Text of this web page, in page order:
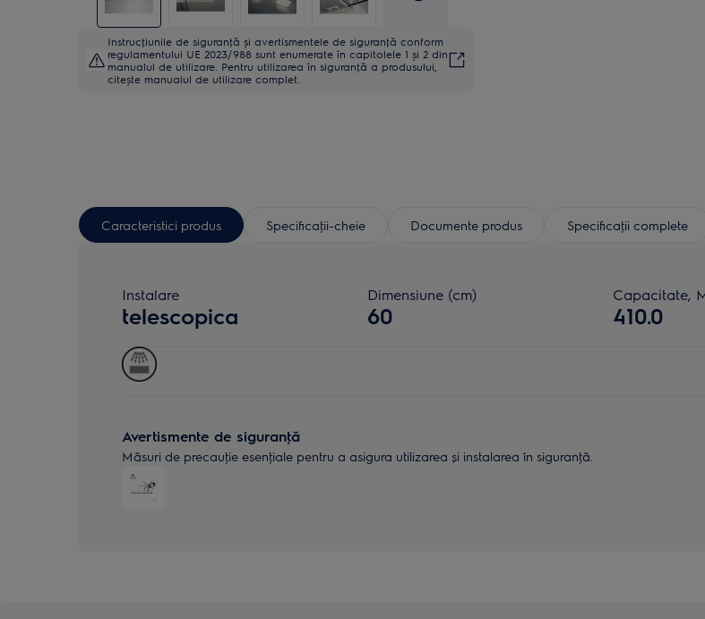
Instrucţiunile de siguranţă și avertismentele de siguranţă conform
regulamentului UE 2023/988 sunt enumerate în capitolele 1 și 2 din
manualul de utilizare. Pentru utilizarea în siguranţă a produsului,
citește manualul de utilizare complet.
Caracteristici produs Specificaţii-cheie Documente produs Specificaţii complete
Instalare
telescopica
Dimensiune (cm)
60
Capacitate,
410.0
Avertismente de siguranţă
Măsuri de precauţie esenţiale pentru a asigura utilizarea și instalarea în siguranţă.